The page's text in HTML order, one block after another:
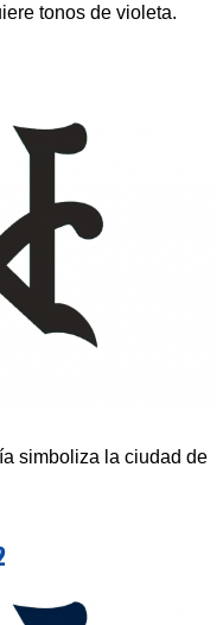
tonos de violeta.
simboliza la ciudad de